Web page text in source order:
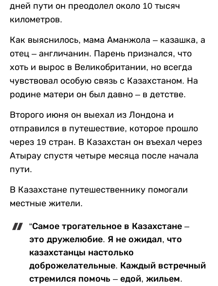
дней пути он преодолел около 10 тысяч
километров.
Как выяснилось, мама Аманжола – казашка, а
отец – англичанин. Парень признался, что
хоть и вырос в Великобритании, но всегда
чувствовал особую связь с Казахстаном. На
родине матери он был давно – в детстве.
Второго июня он выехал из Лондона и
отправился в путешествие, которое прошло
через 19 стран. В Казахстан он въехал через
Атырау спустя четыре месяца после начала
пути.
В Казахстане путешественнику помогали
местные жители.
“Самое трогательное в Казахстане –
это дружелюбие. Я не ожидал, что
казахстанцы настолько
доброжелательные. Каждый встречный
стремился помочь – едой, жильем.